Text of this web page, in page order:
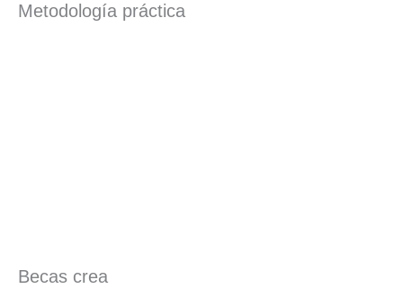
Metodología práctica
Becas crea